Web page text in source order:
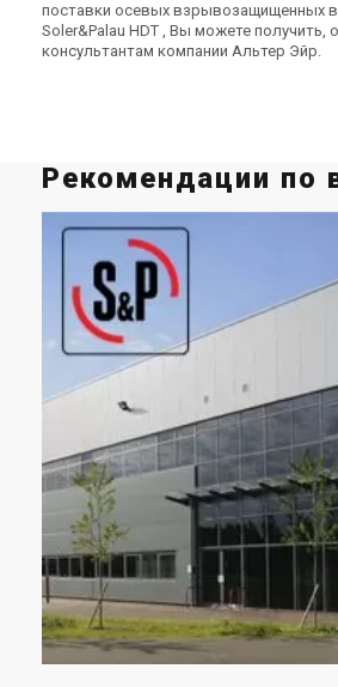
поставки осевых взрывозащищенных
Soler&Palau HDT , Вы можете получить,
консультантам компании Альтер Эйр.
Рекомендации по